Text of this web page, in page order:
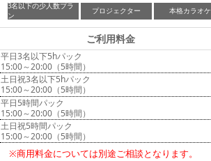
3名以下の少人数プラ
ン
プロジェクター 本格カラオケ
ご利用料金
平日3名以下5hパック
15:00～20:00（5時間）
土日祝3名以下5hパック
15:00～20:00（5時間）
平日5時間パック
15:00～20:00（5時間）
土日祝5時間パック
15:00～20:00（5時間）
※商用料金については別途ご相談となります。